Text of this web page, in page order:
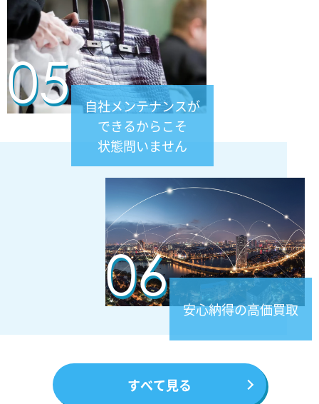
ブルガリ
ビー・ゼロワン ネックレス
ブルガリ
フィオレヴァー ネックレス
¥150,000
ブルガリ
ブルガリ・ブルガリ ネックレス OL限定
¥120,000
ブルガリ
¥270,000
05
自社メンテナンスが
できるからこそ
状態問いません
06
安心納得の高価買取
すべて見る